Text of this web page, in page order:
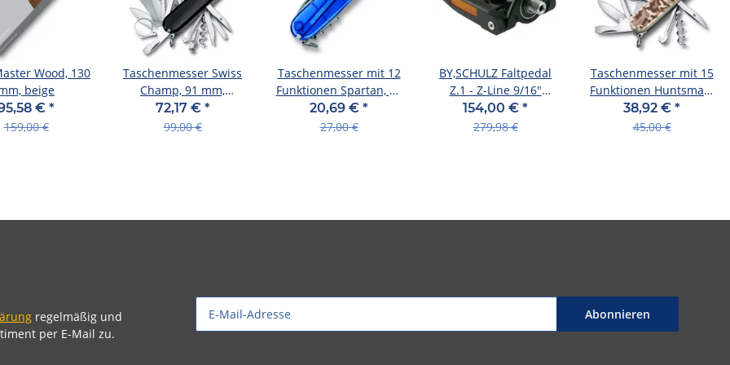
Wood, 130
beige
€ *
159,00 €
Taschenmesser Swiss
Champ, 91 mm,
schwarz
72,17 € *
99,00 €
Taschenmesser mit 12
Funktionen Spartan, 91
mm, blau transparent
20,69 € *
27,00 €
BY,SCHULZ Faltpedal
Z.1 - Z-Line 9/16"
schwarz
154,00 € *
279,98 €
Taschenmesser mit 15
Funktionen Huntsman,
91 mm, Desert
Camouflage, Blister
38,92 € *
45,00 €
regelmäßig und
per E-Mail zu.
Abonnieren